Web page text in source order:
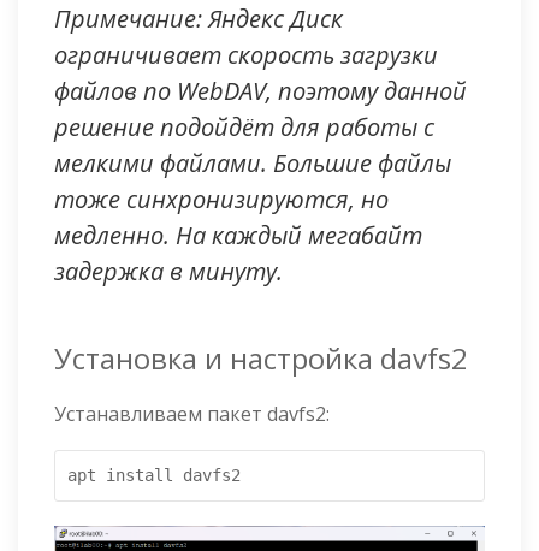
Примечание: Яндекс Диск
ограничивает скорость загрузки
файлов по WebDAV, поэтому данной
решение подойдёт для работы с
мелкими файлами. Большие файлы
тоже синхронизируются, но
медленно. На каждый мегабайт
задержка в минуту.
Установка и настройка davfs2
Устанавливаем пакет davfs2:
apt install davfs2